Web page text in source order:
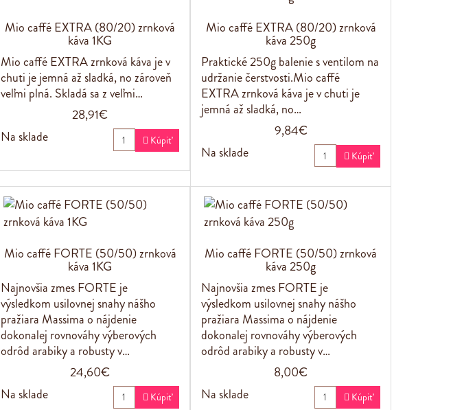
Mio caffé EXTRA (80/20) zrnková
káva 1KG
Mio caffé EXTRA zrnková káva je v
chuti je jemná až sladká, no zároveň
veľmi plná. Skladá sa z veľmi…
28,91€
Na sklade
 Kúpiť
Mio caffé EXTRA (80/20) zrnková
káva 250g
Praktické 250g balenie s ventilom na
udržanie čerstvosti.Mio caffé
EXTRA zrnková káva je v chuti je
jemná až sladká, no…
9,84€
Na sklade
 Kúpiť
Mio caffé FORTE (50/50) zrnková
káva 1KG
Najnovšia zmes FORTE je
výsledkom usilovnej snahy nášho
pražiara Massima o nájdenie
dokonalej rovnováhy výberových
odrôd arabiky a robusty v…
24,60€
Na sklade
 Kúpiť
Mio caffé FORTE (50/50) zrnková
káva 250g
Najnovšia zmes FORTE je
výsledkom usilovnej snahy nášho
pražiara Massima o nájdenie
dokonalej rovnováhy výberových
odrôd arabiky a robusty v…
8,00€
Na sklade
 Kúpiť